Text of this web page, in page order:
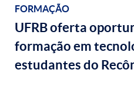
FORMAÇÃO
UFRB oferta
formação em
estudantes do